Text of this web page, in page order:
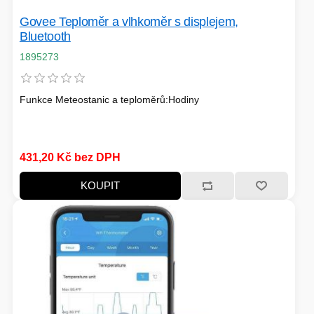
PC A NOTEBOOKY
HERNÍ GAMEPADY
MS COPILOT
TISKOVÁ MÉDIA
KANCELÁŘSKÁ TECHNIKA
STORAGE-SMB
IP KAMERY
MINIBARY
LEDNIČKY
Govee Teploměr a vlhkoměr s displejem,
Bluetooth
1895273
Funkce Meteostanic a teploměrů:Hodiny
431,20 Kč bez DPH
KOUPIT